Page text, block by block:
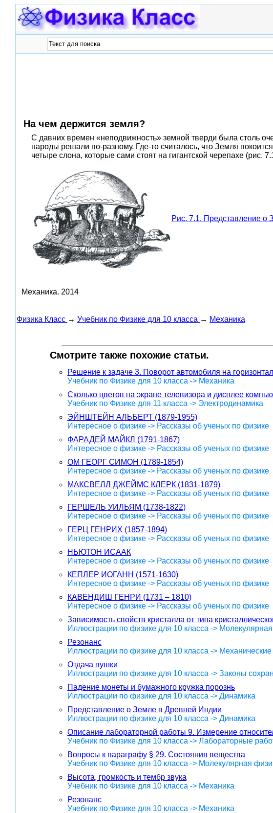
На чем держится земля?
С давних времен «неподвижность» земной тверди была столь
народы решали по-разному. Где-то считалось, что Земля
четыре слона, которые сами стоят на гигантской черепахе (рис.
Рис. 7.1. Представление о
Механика. 2014
Физика Класс → Учебник по Физике для 10 класса → Механика
Смотрите также похожие статьи.
Решение к задаче 3. Поворот автомобиля на
Учебник по Физике для 10 класса -> Механика
Сколько цветов на экране телевизора и дисплее
Учебник по Физике для 11 класса -> Электродинамика
ЭЙНШТЕЙН АЛЬБЕРТ (1879-1955)
Интересное о физике -> Рассказы об ученых по физике
ФАРАДЕЙ МАЙКЛ (1791-1867)
Интересное о физике -> Рассказы об ученых по физике
ОМ ГЕОРГ СИМОН (1789-1854)
Интересное о физике -> Рассказы об ученых по физике
МАКСВЕЛЛ ДЖЕЙМС КЛЕРК (1831-1879)
Интересное о физике -> Рассказы об ученых по физике
ГЕРШЕЛЬ УИЛЬЯМ (1738-1822)
Интересное о физике -> Рассказы об ученых по физике
ГЕРЦ ГЕНРИХ (1857-1894)
Интересное о физике -> Рассказы об ученых по физике
НЬЮТОН ИСААК
Интересное о физике -> Рассказы об ученых по физике
КЕПЛЕР ИОГАНН (1571-1630)
Интересное о физике -> Рассказы об ученых по физике
КАВЕНДИШ ГЕНРИ (1731 – 1810)
Интересное о физике -> Рассказы об ученых по физике
Зависимость свойств кристалла от типа
Иллюстрации по физике для 10 класса ->
Резонанс
Иллюстрации по физике для 10 класса ->
Отдача пушки
Иллюстрации по физике для 10 класса -> Законы
Падение монеты и бумажного кружка порознь
Иллюстрации по физике для 10 класса -> Динамика
Представление о Земле в Древней Индии
Иллюстрации по физике для 10 класса -> Динамика
Описание лабораторной работы 9. Измерение
Учебник по Физике для 10 класса -> Лабораторные
Вопросы к параграфу § 29. Состояния вещества
Учебник по Физике для 10 класса -> Молекулярная
Высота, громкость и тембр звука
Учебник по Физике для 10 класса -> Механика
Резонанс
Учебник по Физике для 10 класса -> Механика